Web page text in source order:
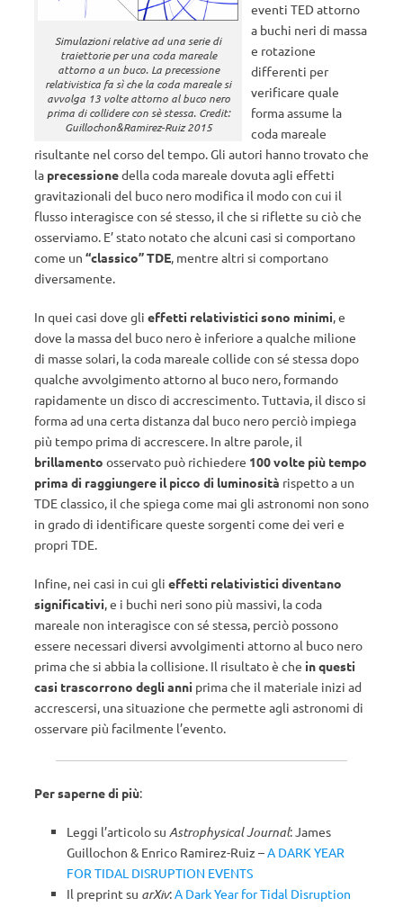
Simulazioni relative ad una serie di
traiettorie per una coda mareale
attorno a un buco. La precessione
relativistica fa sì che la coda mareale si
avvolga 13 volte attorno al buco nero
prima di collidere con sè stessa. Credit:
Guillochon&Ramirez-Ruiz 2015
eventi TED attorno
a buchi neri di massa
e rotazione
differenti per
verificare quale
forma assume la
coda mareale
risultante nel corso del tempo. Gli autori hanno trovato che
la precessionedella coda mareale dovuta agli effetti
gravitazionali del buco nero modifica il modo con cui il
flusso interagisce con sé stesso, il che si riflette su ciò che
osserviamo. E’ stato notato che alcuni casi si comportano
come un “classico” TDE, mentre altri si comportano
diversamente.
In quei casi dove gli effetti relativistici sono minimi, e
dove la massa del buco nero è inferiore a qualche milione
di masse solari, la coda mareale collide con sé stessa dopo
qualche avvolgimento attorno al buco nero, formando
rapidamente un disco di accrescimento. Tuttavia, il disco si
forma ad una certa distanza dal buco nero perciò impiega
più tempo prima di accrescere. In altre parole, il
brillamento osservato può richiedere 100 volte più tempo
prima di raggiungere il picco di luminosità rispetto a un
TDE classico, il che spiega come mai gli astronomi non sono
in grado di identificare queste sorgenti come dei veri e
propri TDE.
Infine, nei casi in cui gli effetti relativistici diventano
significativi, e i buchi neri sono più massivi, la coda
mareale non interagisce con sé stessa, perciò possono
essere necessari diversi avvolgimenti attorno al buco nero
prima che si abbia la collisione. Il risultato è che in questi
casi trascorrono degli anni prima che il materiale inizi ad
accrescersi, una situazione che permette agli astronomi di
osservare più facilmente l’evento.
Per saperne di più:
Leggi l’articolo su Astrophysical Journal: James
Guillochon & Enrico Ramirez-Ruiz –A DARK YEAR
FOR TIDAL DISRUPTION EVENTS
Il preprint su arXiv:A Dark Year for Tidal Disruption